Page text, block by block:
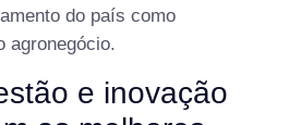
do país como
agronegócio.
e inovação